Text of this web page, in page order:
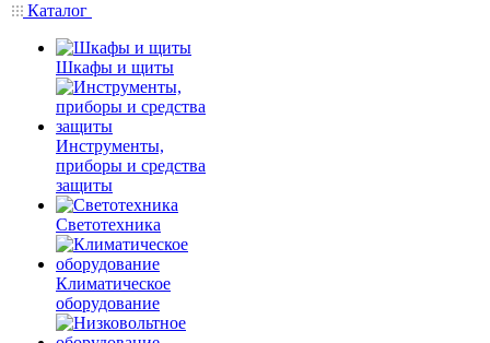
Каталог
Шкафы и щиты
Инструменты,
приборы и средства
защиты
Светотехника
Климатическое
оборудование